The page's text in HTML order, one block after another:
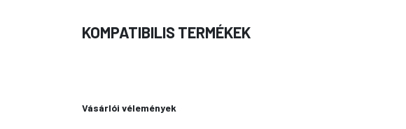
KOMPATIBILIS TERMÉKEK
Vásárlói vélemények